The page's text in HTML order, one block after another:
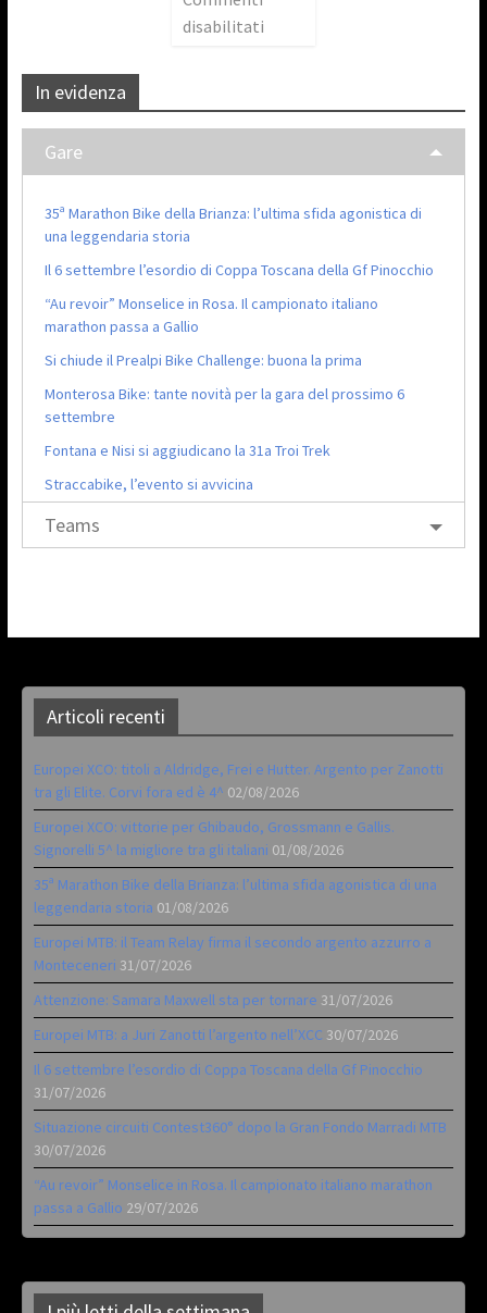
disabilitati
In evidenza
Gare
35ª Marathon Bike della Brianza: l’ultima sfida agonistica di
una leggendaria storia
Il 6 settembre l’esordio di Coppa Toscana della Gf Pinocchio
“Au revoir” Monselice in Rosa. Il campionato italiano
marathon passa a Gallio
Si chiude il Prealpi Bike Challenge: buona la prima
Monterosa Bike: tante novità per la gara del prossimo 6
settembre
Fontana e Nisi si aggiudicano la 31a Troi Trek
Straccabike, l’evento si avvicina
Teams
Articoli recenti
Europei XCO: titoli a Aldridge, Frei e Hutter. Argento per Zanotti
tra gli Elite. Corvi fora ed è 4^ 02/08/2026
Europei XCO: vittorie per Ghibaudo, Grossmann e Gallis.
Signorelli 5^ la migliore tra gli italiani 01/08/2026
35ª Marathon Bike della Brianza: l’ultima sfida agonistica di una
leggendaria storia 01/08/2026
Europei MTB: il Team Relay firma il secondo argento azzurro a
Monteceneri 31/07/2026
Attenzione: Samara Maxwell sta per tornare 31/07/2026
Europei MTB: a Juri Zanotti l’argento nell’XCC 30/07/2026
Il 6 settembre l’esordio di Coppa Toscana della Gf Pinocchio
31/07/2026
Situazione circuiti Contest360° dopo la Gran Fondo Marradi MTB
30/07/2026
“Au revoir” Monselice in Rosa. Il campionato italiano marathon
passa a Gallio 29/07/2026